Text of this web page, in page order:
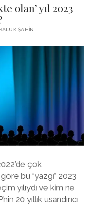
olan’ yıl 2023
ŞAHIN
çok
bu “yazgı” 2023
yılıydı ve kim ne
20 yıllık usandırıcı